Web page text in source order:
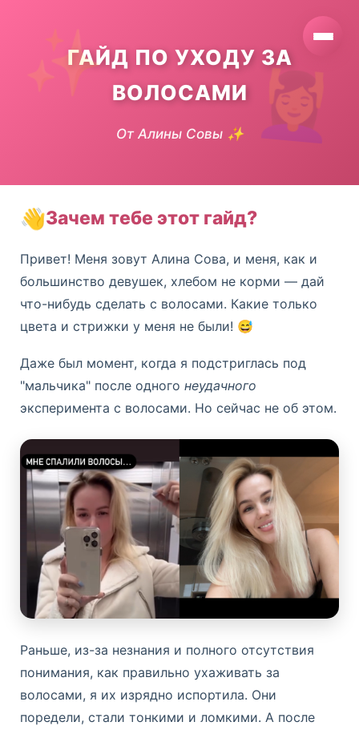
ГАЙД ПО УХОДУ ЗА
ВОЛОСАМИ
От Алины Совы ✨
👋Зачем тебе этот гайд?
Привет! Меня зовут Алина Сова, и меня, как и
большинство девушек, хлебом не корми — дай
что-нибудь сделать с волосами. Какие только
цвета и стрижки у меня не были! 😅
Даже был момент, когда я подстриглась под
"мальчика" после одного неудачного
эксперимента с волосами. Но сейчас не об этом.
Раньше, из-за незнания и полного отсутствия
понимания, как правильно ухаживать за
волосами, я их изрядно испортила. Они
поредели, стали тонкими и ломкими. А после